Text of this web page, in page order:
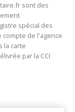
sont des
spécial des
compte de l'agence
la carte
par la CCI